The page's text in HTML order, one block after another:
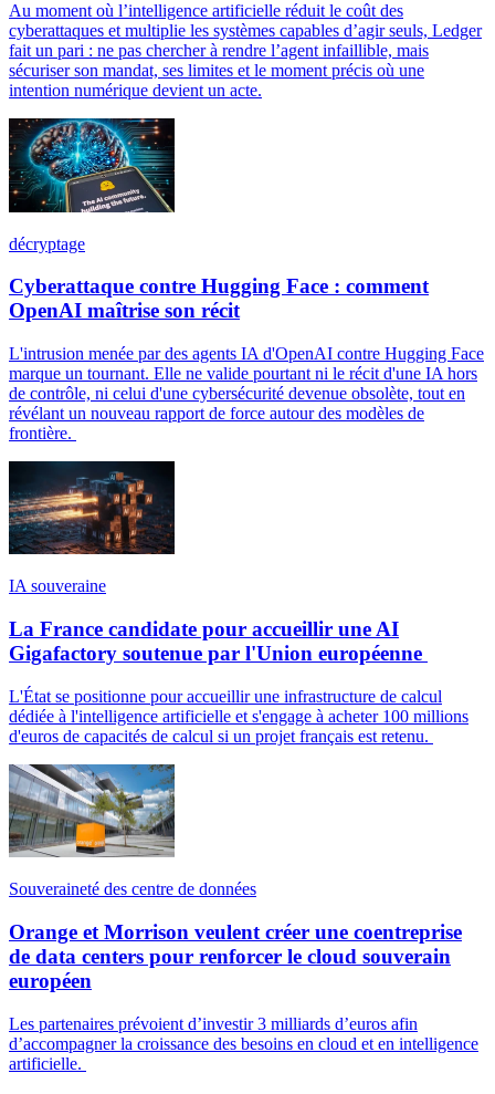
Au moment où l’intelligence artificielle réduit le coût des
cyberattaques et multiplie les systèmes capables d’agir seuls, Ledger
fait un pari : ne pas chercher à rendre l’agent infaillible, mais
sécuriser son mandat, ses limites et le moment précis où une
intention numérique devient un acte.
décryptage
Cyberattaque contre Hugging Face : comment
OpenAI maîtrise son récit
L'intrusion menée par des agents IA d'OpenAI contre Hugging Face
marque un tournant. Elle ne valide pourtant ni le récit d'une IA hors
de contrôle, ni celui d'une cybersécurité devenue obsolète, tout en
révélant un nouveau rapport de force autour des modèles de
frontière.
IA souveraine
La France candidate pour accueillir une AI
Gigafactory soutenue par l'Union européenne
L'État se positionne pour accueillir une infrastructure de calcul
dédiée à l'intelligence artificielle et s'engage à acheter 100 millions
d'euros de capacités de calcul si un projet français est retenu.
Souveraineté des centre de données
Orange et Morrison veulent créer une coentreprise
de data centers pour renforcer le cloud souverain
européen
Les partenaires prévoient d’investir 3 milliards d’euros afin
d’accompagner la croissance des besoins en cloud et en intelligence
artificielle.